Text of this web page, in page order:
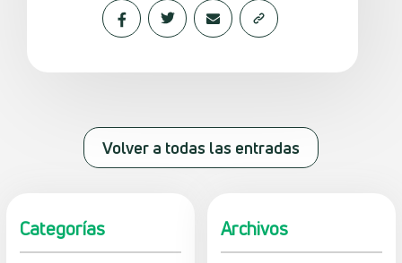
Volver a todas las entradas
Categorías
Archivos